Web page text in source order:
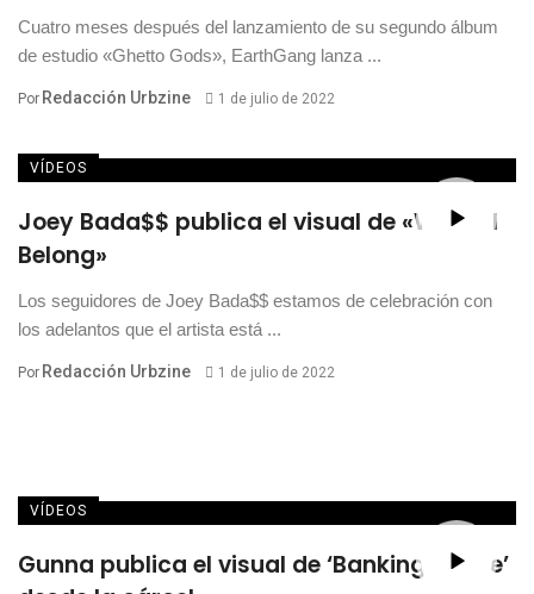
Cuatro meses después del lanzamiento de su segundo álbum
de estudio «Ghetto Gods», EarthGang lanza ...
Por Redacción Urbzine 1 de julio de 2022
VÍDEOS
Joey Bada$$ publica el visual de «Where I
Belong»
Los seguidores de Joey Bada$$ estamos de celebración con
los adelantos que el artista está ...
Por Redacción Urbzine 1 de julio de 2022
VÍDEOS
Gunna publica el visual de ‘Banking On Me’